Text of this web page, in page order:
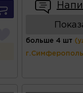
больше 4 шт